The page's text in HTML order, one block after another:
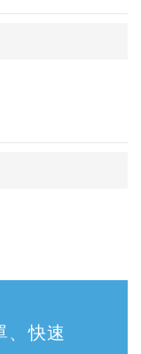
、快速